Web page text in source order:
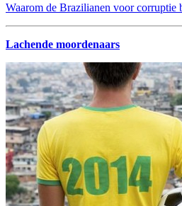
Waarom de Brazilianen voor corruptie
Lachende moordenaars